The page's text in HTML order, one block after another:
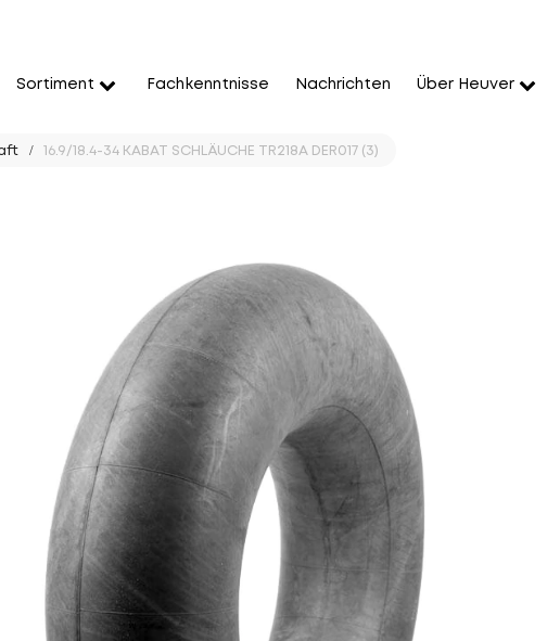
Sortiment Fachkenntnisse Nachrichten Über Heuver
16.9/18.4-34 KABAT SCHLÄUCHE TR218A DER017 (3)